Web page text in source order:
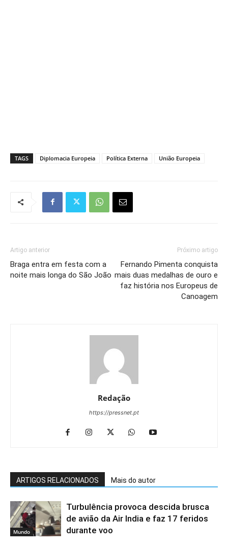
TAGS Diplomacia Europeia Política Externa União Europeia
Artigo anterior
Braga entra em festa com a
noite mais longa do São João
Próximo artigo
Fernando Pimenta conquista
mais duas medalhas de ouro e
faz história nos Europeus de
Canoagem
Redação
https://pressnet.pt
ARTIGOS RELACIONADOS Mais do autor
Mundo
Turbulência provoca descida brusca
de avião da Air India e faz 17 feridos
durante voo